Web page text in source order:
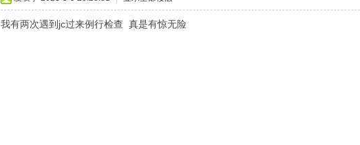
我有两次遇到jc过来例行检查 真是有惊无险